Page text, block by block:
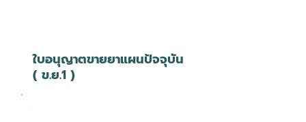
ใบอนุญาตขายยาแผนปัจจุบัน
( ข.ย.1 )